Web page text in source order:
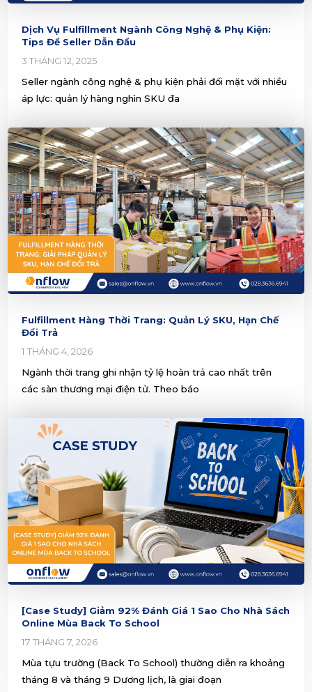
Dịch Vụ Fulfillment Ngành Công Nghệ & Phụ Kiện:
Tips Để Seller Dẫn Đầu
3 THÁNG 12, 2025
Seller ngành công nghệ & phụ kiện phải đối mặt với nhiều
áp lực: quản lý hàng nghìn SKU đa
Fulfillment Hàng Thời Trang: Quản Lý SKU, Hạn Chế
Đổi Trả
1 THÁNG 4, 2026
Ngành thời trang ghi nhận tỷ lệ hoàn trả cao nhất trên
các sàn thương mại điện tử. Theo báo
[Case Study] Giảm 92% Đánh Giá 1 Sao Cho Nhà Sách
Online Mùa Back To School
17 THÁNG 7, 2026
Mùa tựu trường (Back To School) thường diễn ra khoảng
tháng 8 và tháng 9 Dương lịch, là giai đoạn